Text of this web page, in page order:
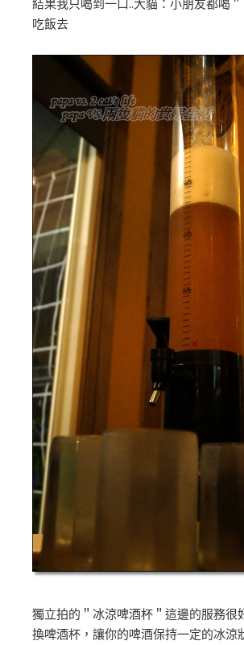
結果我只喝到一口..大貓：小朋友都喝
吃飯去
獨立拍的＂冰涼啤酒杯＂這邊的服務很
換啤酒杯，讓你的啤酒保持一定的冰涼